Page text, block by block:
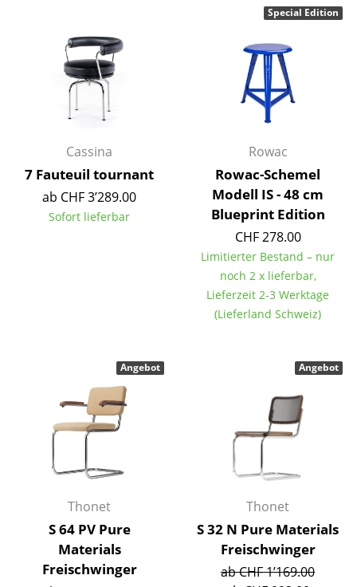
Aufbewahrungsboxen
Decken
Kissen
Teppiche
Vorhänge
... alle Accessoires
Schlafzimmer
Kinderzimmer
Diele
Badezimmer
Stauraum
Balkon & Garten
Cassina
7 Fauteuil tournant
ab CHF 3’289.00
Sofort lieferbar
Rowac
Rowac-Schemel
Modell IS - 48 cm
Blueprint Edition
CHF 278.00
Limitierter Bestand – nur
noch 2 x lieferbar,
Lieferzeit 2-3 Werktage
(Lieferland Schweiz)
Special Edition
Thonet
S 64 PV Pure
Materials
Freischwinger
Angebot
Thonet
S 32 N Pure Materials
Freischwinger
ab CHF 1’169.00
Angebot